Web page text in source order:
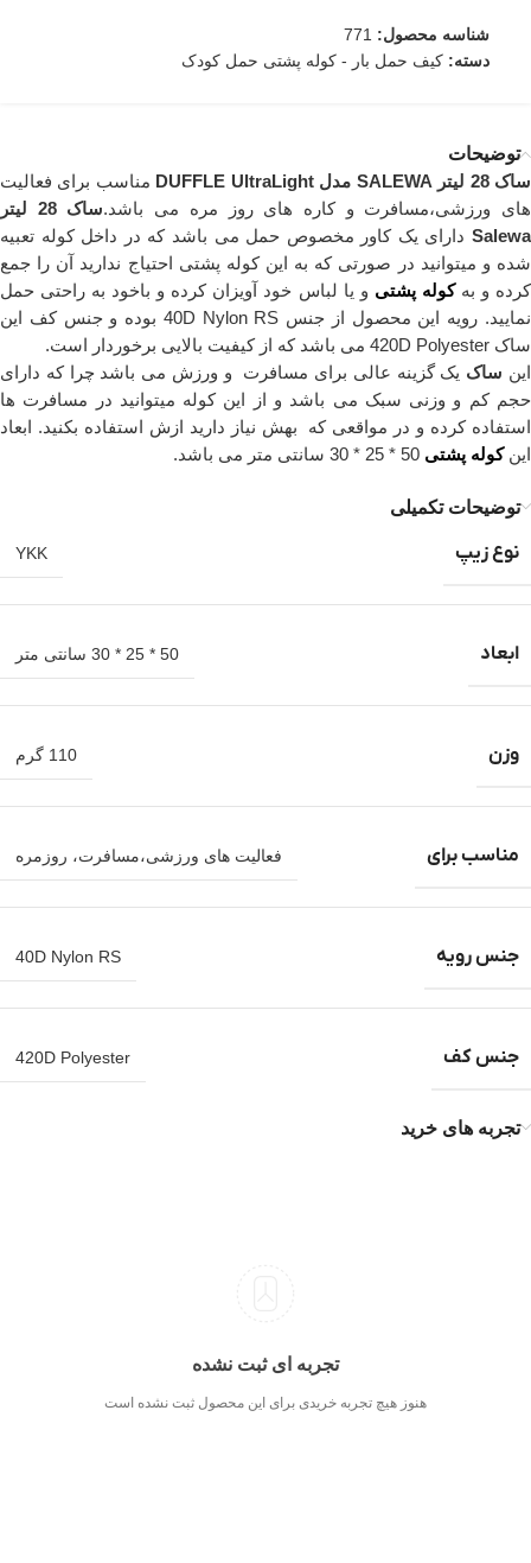
شناسه محصول: 771
دسته: کیف حمل بار - کوله پشتی حمل کودک
توضیحات
ساک 28 لیتر SALEWA مدل DUFFLE UltraLight
مناسب برای فعالیت
های ورزشی،مسافرت و کاره های روز مره می باشد.
ساک 28 لیتر
Salewa دارای یک کاور مخصوص حمل می باشد که در داخل کوله تعبیه
شده و میتوانید در صورتی که به این کوله پشتی احتیاج ندارید آن را جمع
کرده و بهکوله پشتی و یا لباس خود آویزان کرده و باخود به راحتی حمل
نمایید. رویه این محصول از جنس 40D Nylon RS بوده و جنس کف این
ساک 420D Polyester می باشد که از کیفیت بالایی برخوردار است.
این ساک یک گزینه عالی برای مسافرت و ورزش می باشد چرا که دارای
حجم کم و وزنی سبک می باشد و از این کوله میتوانید در مسافرت ها
استفاده کرده و در مواقعی که بهش نیاز دارید ازش استفاده بکنید. ابعاد
اینکوله پشتی
توضیحات تکمیلی
نوع زیپ YKK
ابعاد 50 * 25 * 30 سانتی متر
وزن 110 گرم
مناسب برای فعالیت های ورزشی،مسافرت، روزمره
جنس رویه 40D Nylon RS
جنس کف 420D Polyester
تجربه های خرید
تجربه ای ثبت نشده
هنوز هیچ تجربه خریدی برای این محصول ثبت نشده است